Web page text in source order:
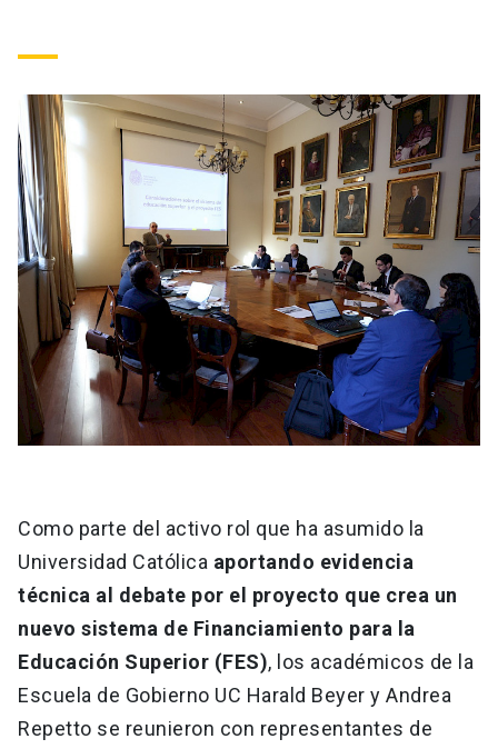
Medios
Donaciones launch
Como parte del activo rol que ha asumido la
Universidad Católica aportando evidencia
técnica al debate por el proyecto que crea un
nuevo sistema de Financiamiento para la
Educación Superior (FES), los académicos de la
Escuela de Gobierno UC Harald Beyer y Andrea
Repetto se reunieron con representantes de